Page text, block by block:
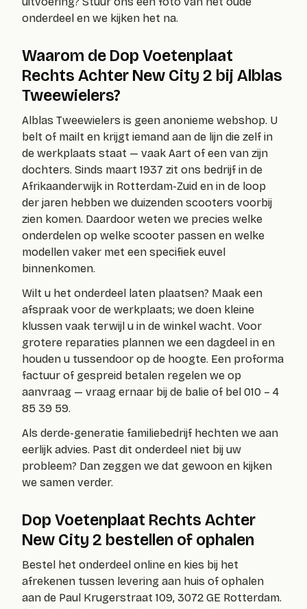
onderdeel en we kijken het na.
Waarom de Dop Voetenplaat
Rechts Achter New City 2 bij Alblas
Tweewielers?
Alblas Tweewielers is geen anonieme webshop. U
belt of mailt en krijgt iemand aan de lijn die zelf in
de werkplaats staat — vaak Aart of een van zijn
dochters. Sinds maart 1937 zit ons bedrijf in de
Afrikaanderwijk in Rotterdam-Zuid en in de loop
der jaren hebben we duizenden scooters voorbij
zien komen. Daardoor weten we precies welke
onderdelen op welke scooter passen en welke
modellen vaker met een specifiek euvel
binnenkomen.
Wilt u het onderdeel laten plaatsen? Maak een
afspraak voor de werkplaats; we doen kleine
klussen vaak terwijl u in de winkel wacht. Voor
grotere reparaties plannen we een dagdeel in en
houden u tussendoor op de hoogte. Een proforma
factuur of gespreid betalen regelen we op
aanvraag — vraag ernaar bij de balie of bel 010 – 4
85 39 59.
Als derde-generatie familiebedrijf hechten we aan
eerlijk advies. Past dit onderdeel niet bij uw
probleem? Dan zeggen we dat gewoon en kijken
we samen verder.
Dop Voetenplaat Rechts Achter
New City 2 bestellen of ophalen
Bestel het onderdeel online en kies bij het
afrekenen tussen levering aan huis of ophalen
aan de Paul Krugerstraat 109, 3072 GE Rotterdam.